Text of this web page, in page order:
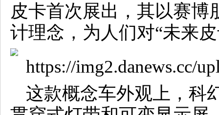
皮卡首次展出，其以赛博
计理念，为人们对“未来
这款概念车外观上，科